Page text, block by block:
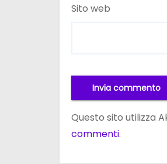
Sito web
Questo sito utilizza
commenti.